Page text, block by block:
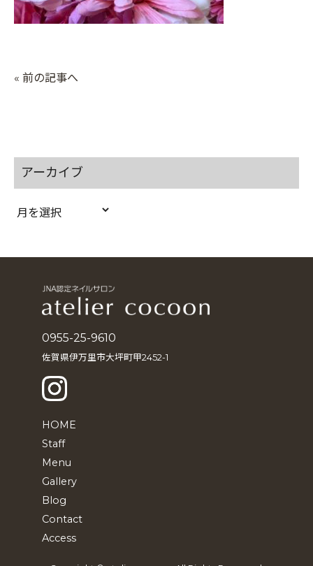
« 前の記事へ
アーカイブ
ア
0955-25-9610
佐賀県伊万里市大坪町甲2452-1
HOME
Staff
Menu
Gallery
Blog
Contact
Access